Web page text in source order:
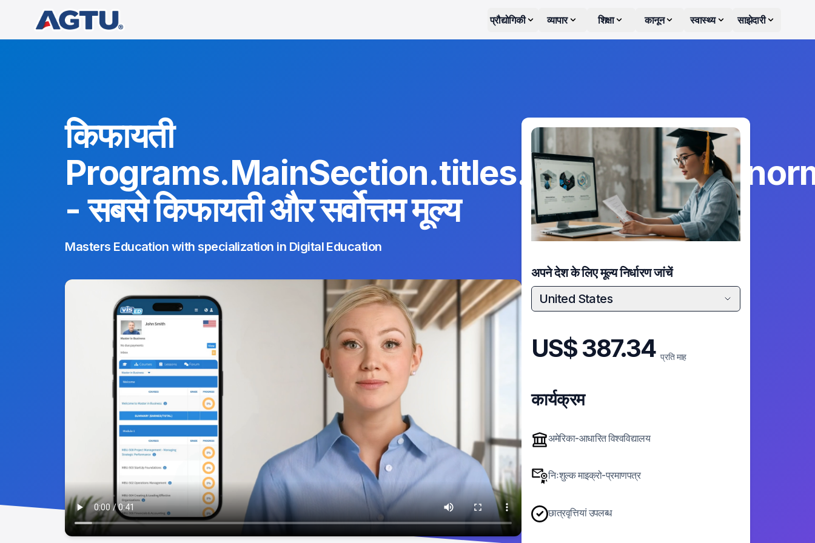
प्रौद्योगिकी व्यापार शिक्षा कानून स्वास्थ्य साझेदारी
किफायती
- सबसे किफायती और सर्वोत्तम मूल्य
Masters Education with specialization in Digital Education
अपने देश के लिए मूल्य निर्धारण जांचें
United States
US$387.34 प्रति माह
कार्यक्रम
अमेरिका-आधारित विश्वविद्यालय
निःशुल्क माइक्रो-प्रमाणपत्र
छात्रवृत्तियां उपलब्ध